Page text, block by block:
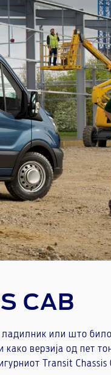
CAB
или што
верзија од пет
Transit Chassis